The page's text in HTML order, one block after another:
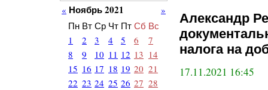
Александр
налога на
17.11.2021 16:45
« Ноябрь 2021
»
Пн Вт Ср Чт Пт Сб Вс
1
2 3 4 5 6
7
8
9 10 11 12 13 14
15 16 17 18 19 20 21
22 23 24 25 26 27 28